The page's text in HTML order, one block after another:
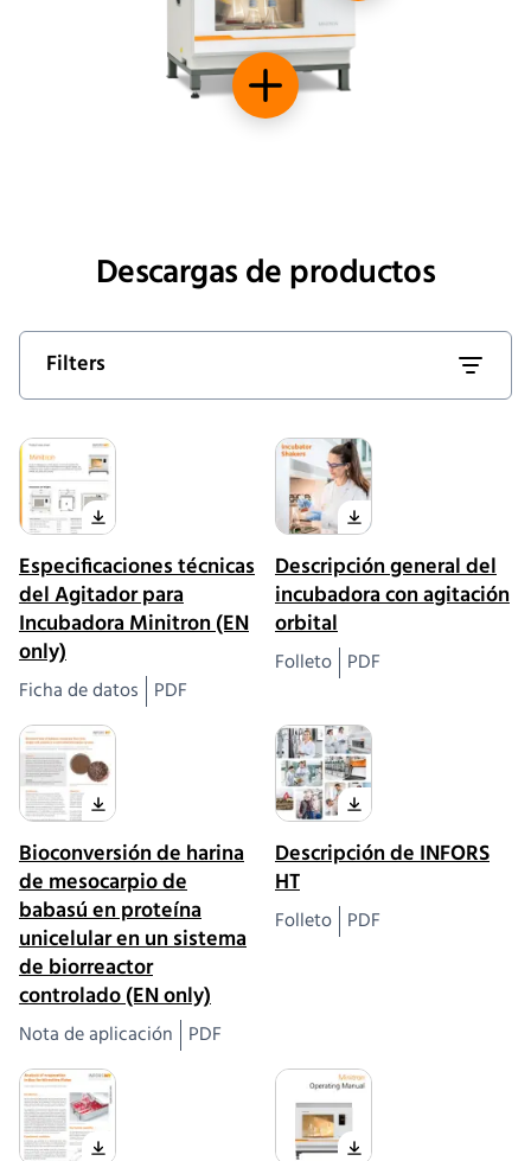
Diseño de huella compacta
Descargas de productos
Filters
Especificaciones técnicas
del Agitador para
Incubadora Minitron (EN
only)
Ficha de datos PDF
Descripción general del
incubadora con agitación
orbital
Folleto PDF
Bioconversión de harina
de mesocarpio de
babasú en proteína
unicelular en un sistema
de biorreactor
controlado (EN only)
Nota de aplicación PDF
Descripción de INFORS
HT
Folleto PDF